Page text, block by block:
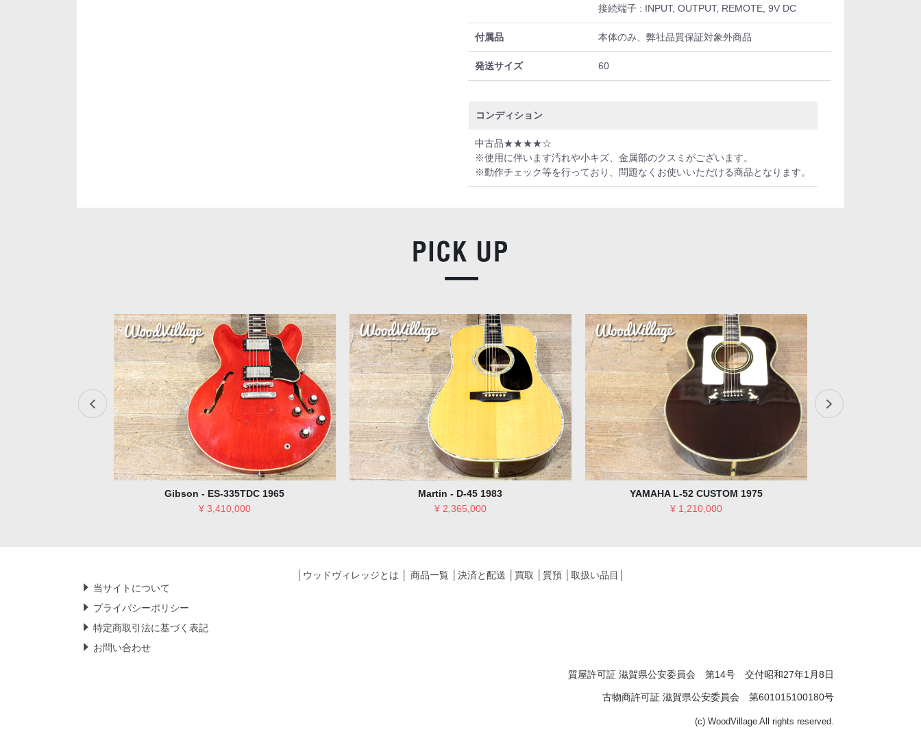
接続端子 : INPUT, OUTPUT, REMOTE, 9V DC
付属品 本体のみ、弊社品質保証対象外商品
発送サイズ 60
コンディション
中古品★★★★☆
※使用に伴います汚れや小キズ、金属部のクスミがございます。
※動作チェック等を行っており、問題なくお使いいただける商品となります。
Martin - D-45 1983
¥ 2,365,000
YAMAHA L-52 CUSTOM 1975
¥ 1,210,000
Martin D-18 1958
¥ 1,210,000
ウッドヴィレッジとは 商品一覧│ 決済と配送 買取 質預│ 取扱い品目
当サイトについて
プライバシーポリシー
特定商取引法に基づく表記
お問い合わせ
質屋許可証 滋賀県公安委員会 第14号 交付昭和27年1月8日
古物商許可証 滋賀県公安委員会 第601015100180号
(c) WoodVillage All rights reserved.